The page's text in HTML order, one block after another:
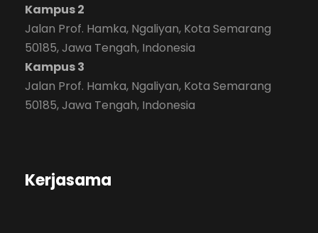
Kampus 2
Jalan Prof. Hamka, Ngaliyan, Kota Semarang
50185, Jawa Tengah, Indonesia
Kampus 3
Jalan Prof. Hamka, Ngaliyan, Kota Semarang
50185, Jawa Tengah, Indonesia
Kerjasama